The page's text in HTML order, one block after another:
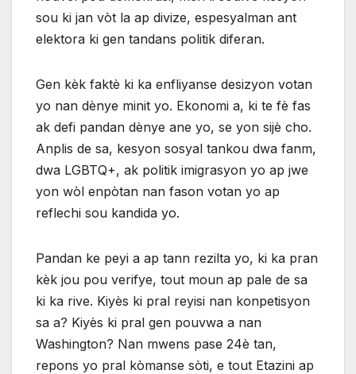
sou ki jan vòt la ap divize, espesyalman ant
elektora ki gen tandans politik diferan.
Gen kèk faktè ki ka enfliyanse desizyon votan
yo nan dènye minit yo. Ekonomi a, ki te fè fas
ak defi pandan dènye ane yo, se yon sijè cho.
Anplis de sa, kesyon sosyal tankou dwa fanm,
dwa LGBTQ+, ak politik imigrasyon yo ap jwe
yon wòl enpòtan nan fason votan yo ap
reflechi sou kandida yo.
Pandan ke peyi a ap tann rezilta yo, ki ka pran
kèk jou pou verifye, tout moun ap pale de sa
ki ka rive. Kiyès ki pral reyisi nan konpetisyon
sa a? Kiyès ki pral gen pouvwa a nan
Washington? Nan mwens pase 24è tan,
repons yo pral kòmanse sòti, e tout Etazini ap